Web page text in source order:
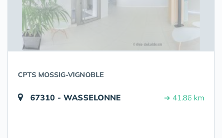
CPTS MOSSIG-VIGNOBLE
67310 - WASSELONNE ➔ 41.86 km